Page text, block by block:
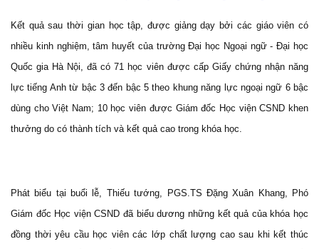
Kết quả sau thời gian học tập, được giảng dạy bởi các giáo viên có
nhiều kinh nghiệm, tâm huyết của trường Đại học Ngoại ngữ - Đại học
Quốc gia Hà Nội, đã có 71 học viên được cấp Giấy chứng nhận năng
lực tiếng Anh từ bậc 3 đến bậc 5 theo khung năng lực ngoại ngữ 6 bậc
dùng cho Việt Nam; 10 học viên được Giám đốc Học viện CSND khen
thưởng do có thành tích và kết quả cao trong khóa học.
Phát biểu tại buổi lễ, Thiếu tướng, PGS.TS Đặng Xuân Khang, Phó
Giám đốc Học viện CSND đã biểu dương những kết quả của khóa học
đồng thời yêu cầu học viên các lớp chất lượng cao sau khi kết thúc